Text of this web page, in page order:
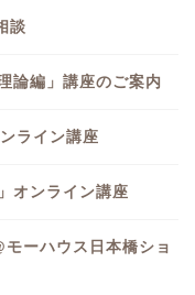
談
論編」講座のご案内
ライン講座
オンライン講座
ーハウス日本橋ショ